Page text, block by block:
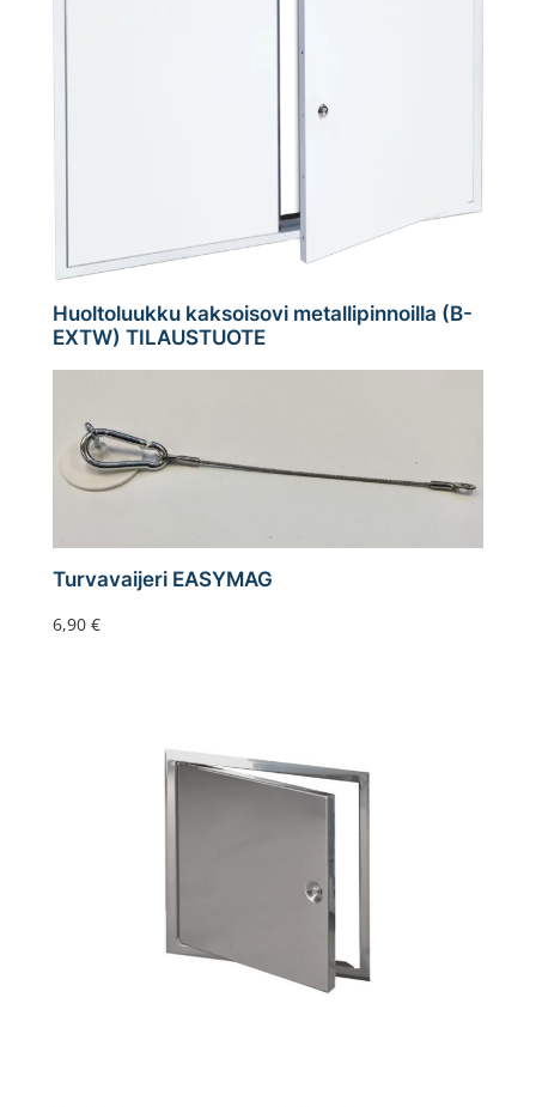
Huoltoluukku kaksoisovi metallipinnoilla (B-
EXTW) TILAUSTUOTE
Turvavaijeri EASYMAG
6,90 €